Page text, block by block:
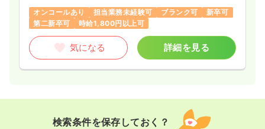
オンコールあり
担当業務未経験可 ブランク可
新卒可
第二新卒可
時給1,800円以上可
気になる 詳細を見る
検索条件を保存しておく？